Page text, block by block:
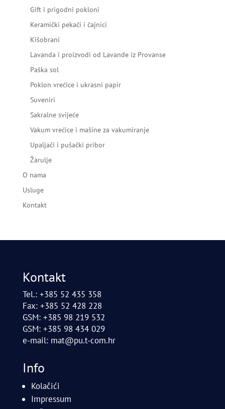
Gift i prigodni pokloni
Keramički pekači i čajnici
Kišobrani
Lavanda i proizvodi od Lavande iz Provanse
Paška sol
Poklon vrećice i ukrasni papir
Suveniri
Sakralne svijeće
Vakum vrećice i mašine za vakumiranje
Upaljači i pušački pribor
Žarulje
O nama
Usluge
Kontakt
Kontakt
Tel.: +385 52 435 358
Fax: +385 52 428 228
GSM: +385 98 219 532
GSM: +385 98 434 029
e-mail: mat@pu.t-com.hr
Info
Kolačići
Impressum